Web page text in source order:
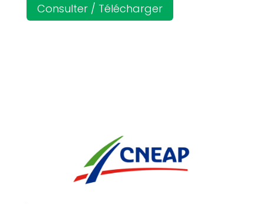
Consulter / Télécharger